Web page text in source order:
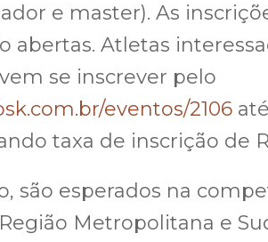
e master). As
abertas. Atletas
se inscrever pelo
eventos/2106
taxa de inscrição de
são esperados na
Metropolitana e